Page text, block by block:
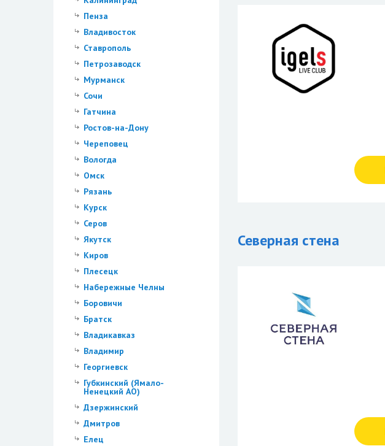
Пенза
Владивосток
Ставрополь
Петрозаводск
Мурманск
Сочи
Гатчина
Ростов-на-Дону
Череповец
Вологда
Омск
Рязань
Курск
Серов
Якутск
Киров
Плесецк
Набережные Челны
Боровичи
Братск
Владикавказ
Владимир
Георгиевск
Губкинский (Ямало-
Ненецкий АО)
Дзержинский
Дмитров
Елец
Северная стена